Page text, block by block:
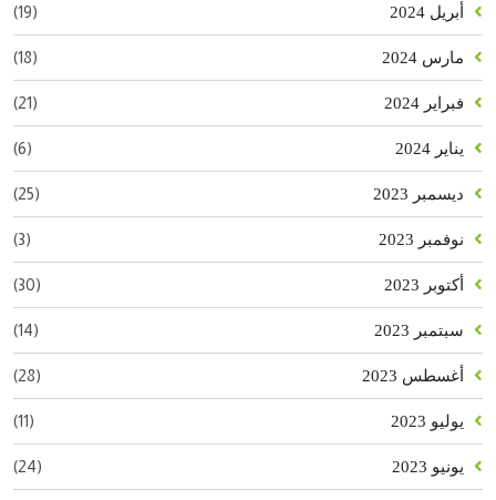
أبريل 2024 (19)
مارس 2024 (18)
فبراير 2024 (21)
يناير 2024 (6)
ديسمبر 2023 (25)
نوفمبر 2023 (3)
أكتوبر 2023 (30)
سبتمبر 2023 (14)
أغسطس 2023 (28)
يوليو 2023 (11)
يونيو 2023 (24)